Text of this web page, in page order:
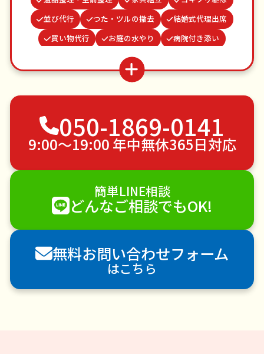
並び代行
つた・ツルの撤去
結婚式代理出席
買い物代行
お庭の水やり
病院付き添い
お墓参り代行
クモの駆除
波板張替え
蜂の巣駆除
不用品回収
ゴミ屋敷片付け
草刈り・草むしり
植木の伐採
手すり取り付け
ペットのお世話
エアコンクリーニング
DIY・日曜大工
ハウスクリーニング
雪かき・雪下ろし
電球交換
襖（ふすま）の張替え
空き家管理
害獣駆除
防草シート施工
ナメクジ駆除
害虫駆除
050-1869-0141
9:00〜19:00 年中無休365日対応
簡単LINE相談
どんなご相談でもOK!
無料お問い合わせフォーム
はこちら